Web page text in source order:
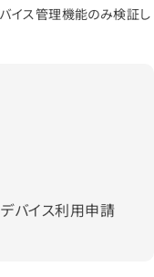
イス管理機能のみ検証し
バイス利用申請